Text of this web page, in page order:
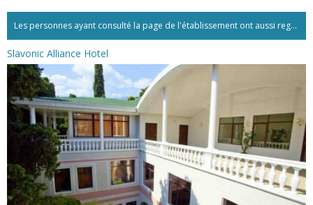
Les personnes ayant consulté la page de l'établissement ont aussi regardé:...
Slavonic Alliance Hotel